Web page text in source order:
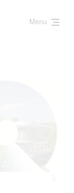
Menu